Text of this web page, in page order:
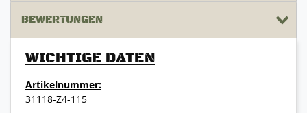
BEWERTUNGEN
WICHTIGE DATEN
Artikelnummer:
31118-Z4-115